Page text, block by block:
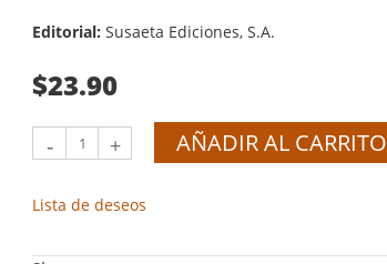
Editorial: Susaeta Ediciones, S.A.
$23.90
- + AÑADIR AL CARRITO
Lista de deseos